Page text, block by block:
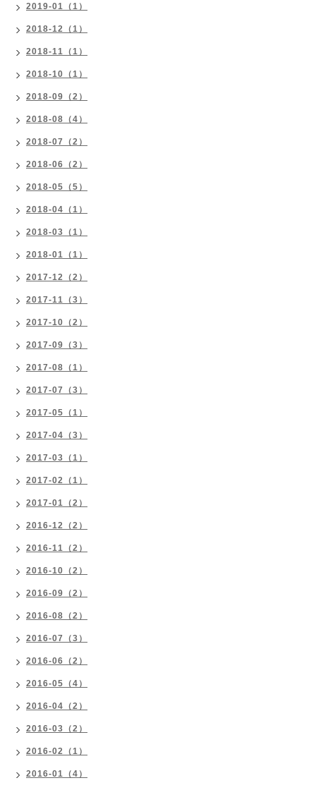
2019-01（1）
2018-12（1）
2018-11（1）
2018-10（1）
2018-09（2）
2018-08（4）
2018-07（2）
2018-06（2）
2018-05（5）
2018-04（1）
2018-03（1）
2018-01（1）
2017-12（2）
2017-11（3）
2017-10（2）
2017-09（3）
2017-08（1）
2017-07（3）
2017-05（1）
2017-04（3）
2017-03（1）
2017-02（1）
2017-01（2）
2016-12（2）
2016-11（2）
2016-10（2）
2016-09（2）
2016-08（2）
2016-07（3）
2016-06（2）
2016-05（4）
2016-04（2）
2016-03（2）
2016-02（1）
2016-01（4）